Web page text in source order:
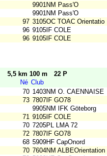
9901NM Pass'O
9901NM Pass'O
97 3105OC TOAC Orientatio
96 9105IF COLE
96 9105IF COLE
5,5 km 100 m
22 P
Né Club
70 1403NM O. CAENNAISE
73 7807IF GO78
9905NM IFK Göteborg
71 9105IF COLE
70 7205PL LMA 72
72 7807IF GO78
68 5909HF CapOnord
70 7604NM ALBEOrientation